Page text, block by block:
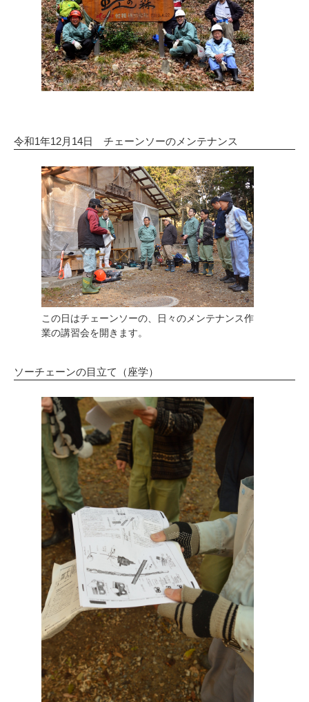
令和1年12月14日 チェーンソーのメンテナンス
この日はチェーンソーの、日々のメンテナンス作
業の講習会を開きます。
ソーチェーンの目立て（座学）